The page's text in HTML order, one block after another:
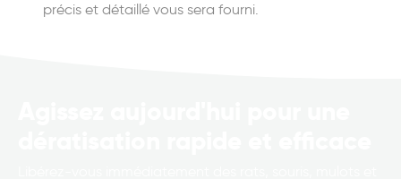
précis et détaillé vous sera fourni.